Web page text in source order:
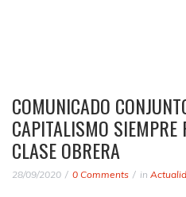
COMUNICADO
CAPITALISMO SIEMPRE
CLASE OBRERA
28/09/2020 0 Comments in